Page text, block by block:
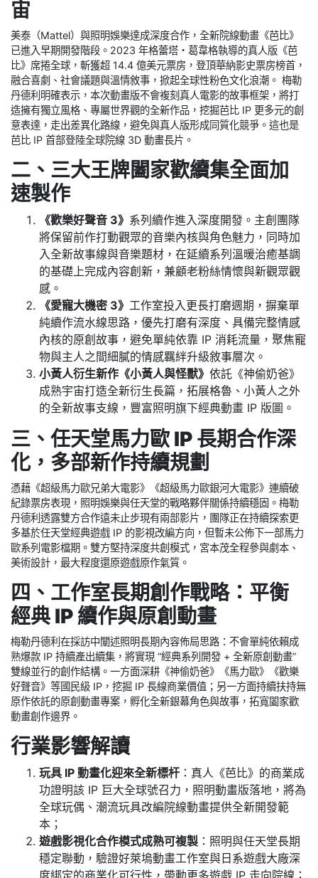
宙
美泰（Mattel）與照明娛樂達成深度合作，全新院線動畫《芭比》
已進入早期開發階段。2023 年格蕾塔・葛韋格執導的真人版《芭
比》席捲全球，斬獲超 14.4 億美元票房，登頂華納影史票房榜首，
融合喜劇、社會議題與溫情敘事，掀起全球性粉色文化浪潮。 梅勒
丹德利明確表示，本次動畫版不會複刻真人電影的故事框架，將打
造擁有獨立風格、專屬世界觀的全新作品，挖掘芭比 IP 更多元的創
意表達，走出差異化路線，避免與真人版形成同質化競爭。這也是
芭比 IP 首部登陸全球院線 3D 動畫長片。
二、三大王牌闔家歡續集全面加
速製作
《歡樂好聲音 3》 系列續作進入深度開發。主創團隊
將保留前作打動觀眾的音樂內核與角色魅力，同時加
入全新故事線與音樂題材，在延續系列溫暖治癒基調
的基礎上完成內容創新，兼顧老粉絲情懷與新觀眾觀
感。
《愛寵大機密 3》 工作室投入更長打磨週期，摒棄單
純續作流水線思路，優先打磨有深度、具備完整情感
內核的原創故事，避免單純依靠 IP 消耗流量，聚焦寵
物與主人之間細膩的情感羈絆升級敘事層次。
小黃人衍生新作《小黃人與怪獸》 依託《神偷奶爸》
成熟宇宙打造全新衍生長篇，拓展格魯、小黃人之外
的全新故事支線，豐富照明旗下經典動畫 IP 版圖。
三、任天堂馬力歐 IP 長期合作深
化，多部新作持續規劃
憑藉《超級馬力歐兄弟大電影》《超級馬力歐銀河大電影》連續破
紀錄票房表現，照明娛樂與任天堂的戰略夥伴關係持續穩固。梅勒
丹德利透露雙方合作遠未止步現有兩部影片，團隊正在持續探索更
多基於任天堂經典遊戲 IP 的影視改編方向，但暫未公佈下一部馬力
歐系列電影檔期。雙方堅持深度共創模式，宮本茂全程參與劇本、
美術設計，最大程度還原遊戲原作氣質。
四、工作室長期創作戰略：平衡
經典 IP 續作與原創動畫
梅勒丹德利在採訪中闡述照明長期內容佈局思路：不會單純依賴成
熟爆款 IP 持續產出續集，將實現 “經典系列開發 + 全新原創動畫”
雙線並行的創作結構。一方面深耕《神偷奶爸》《馬力歐》《歡樂
好聲音》等國民級 IP，挖掘 IP 長線商業價值；另一方面持續扶持無
原作依託的原創動畫專案，孵化全新銀幕角色與故事，拓寬闔家歡
動畫創作邊界。
行業影響解讀
玩具 IP 動畫化迎來全新標杆 ：真人《芭比》的商業成
功證明該 IP 巨大全球號召力，照明動畫版落地，將為
全球玩偶、潮流玩具改編院線動畫提供全新開發範
本；
遊戲影視化合作模式成熟可複製 ：照明與任天堂長期
穩定聯動，驗證好萊塢動畫工作室與日系遊戲大廠深